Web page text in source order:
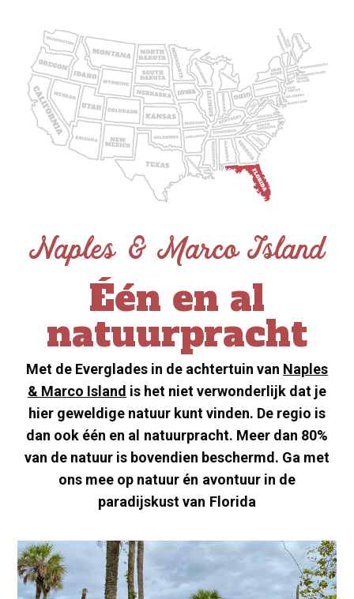
Naples & Marco Island
Één en al
natuurpracht
Met de Everglades in de achtertuin van Naples
& Marco Island is het niet verwonderlijk dat je
hier geweldige natuur kunt vinden. De regio is
dan ook één en al natuurpracht. Meer dan 80%
van de natuur is bovendien beschermd. Ga met
ons mee op natuur én avontuur in de
paradijskust van Florida